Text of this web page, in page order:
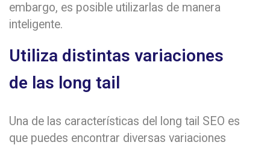
embargo, es posible utilizarlas de manera
inteligente.
Utiliza distintas variaciones
de las long tail
Una de las características del long tail SEO es
que puedes encontrar diversas variaciones